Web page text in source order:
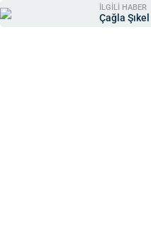
İLGİLİ HABER
Çağla